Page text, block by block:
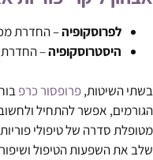
לפרוסקופיה– החדרת
היסטרוסקופיה– החדרת
בשתי השיטות,פרופסור כרפ
הגורמים, אפשר להתחיל
מטופלת סדרה של טיפולי
שלב את השפעות הטיפול